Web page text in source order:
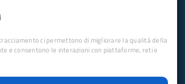
Concorsi
Iso 14001
ci permettono di migliorare la qualità della
e consentono le interazioni con piattaforme, reti e